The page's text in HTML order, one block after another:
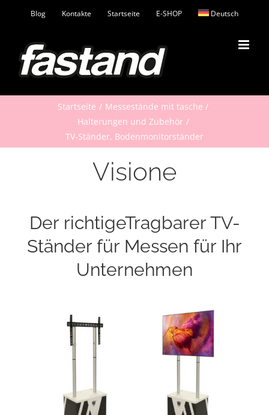
springen
Blog Kontakte Startseite E-SHOP Deutsch
Startseite
Messestände mit tasche
Halterungen und Zubehör
TV-Ständer, Bodenmonitorständer
Visione
Der richtigeTragbarer TV-
Ständer für Messen für Ihr
Unternehmen